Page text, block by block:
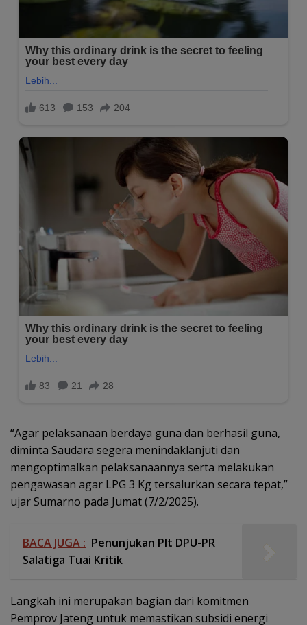
“Agar pelaksanaan berdaya guna dan berhasil guna,
diminta Saudara segera menindaklanjuti dan
mengoptimalkan pelaksanaannya serta melakukan
pengawasan agar LPG 3 Kg tersalurkan secara tepat,”
ujar Sumarno pada Jumat (7/2/2025).
BACA JUGA : Penunjukan Plt DPU-PR
Salatiga Tuai Kritik
Langkah ini merupakan bagian dari komitmen
Pemprov Jateng untuk memastikan subsidi energi